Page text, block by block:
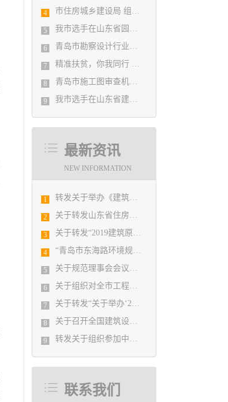
4 市住房城乡建设局 组织设计人员能力提升培训会
5 我市选手在山东省园林景观设计创意职业技能竞赛中勇夺佳绩
6 青岛市勘察设计行业民事纠纷调解协调中心正式揭牌成立
7 精准扶贫，你我同行 ——协会荣获全市2018年度脱贫攻坚和扶贫协作先进集体
8 青岛市施工图审查机构第八次联席会议成功举办
9 我市选手在山东省建筑设计BIM技术应用技能竞赛取得佳绩
最新资讯
NEW INFORMATION
1 转发关于举办《建筑电气与智能化通用规范》 GB55024-2022公益宣贯的通知
2 关于转发山东省住房和城乡建设厅《关于2019年度山东省优秀工程勘察设计竞赛和泰山奖•美丽村居建筑设计大赛优胜项目提名的公示》的通知
3 关于转发“2019建筑原创设计论坛”的通知
4 “青岛市东海路环境规划工程”入选全国勘察设计行业庆祝新中国成立70周年系列推举活动优秀园林设计项目
5 关于规范理事会会议题申报格式及流程的情况说明
6 关于组织对全市工程勘察设计单位进行BIM技术应用现状调查的通知
7 关于转发“关于举办‘2020年勘察设计结构工程师专业技术提升培训班’的通知”的通知
8 关于召开全国建筑设计行业创新创优学术峰会暨第十一届 江苏省园艺博览会博览园规划设计学术交流会的通知
9 转发关于组织参加中设协“企业会计准则新变化与税收新政策解读、工程勘察设计企业 收入确认与成本处理实务操作与税务全面筹划培训班”的通知
联系我们